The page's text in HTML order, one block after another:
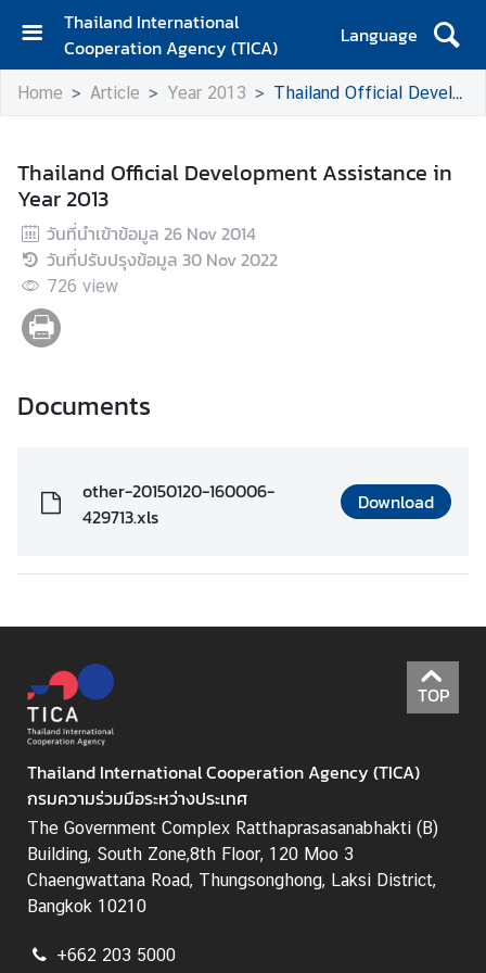
Thailand International
Cooperation Agency (TICA)
Language
H
o
A
b
o
u
t
T
I
A
I
S
h
l
a
r
s
h
i
p
s
A
t
Home Article Year 2013 Thailand Official Development Assistance in Year 2013
Thailand Official Development Assistance in
Year 2013
วันที่นำเข้าข้อมูล 26 Nov 2014
วันที่ปรับปรุงข้อมูล 30 Nov 2022
726 view
Documents
other-20150120-160006-
429713.xls
Download
TOP
Thailand International Cooperation Agency (TICA)
กรมความร่วมมือระหว่างประเทศ
The Government Complex Ratthaprasasanabhakti (B)
Building, South Zone,8th Floor, 120 Moo 3
Chaengwattana Road, Thungsonghong, Laksi District,
Bangkok 10210
+662 203 5000